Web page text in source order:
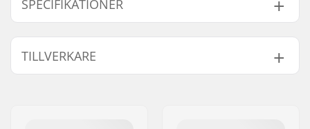
SPECIFIKATIONER
Axel diameter:
10mm
BMX Axel Typ:
Vikt:
12g
TILLVERKARE